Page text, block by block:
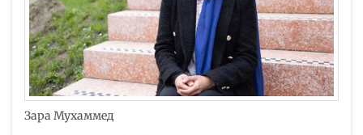
Зара Мухаммед